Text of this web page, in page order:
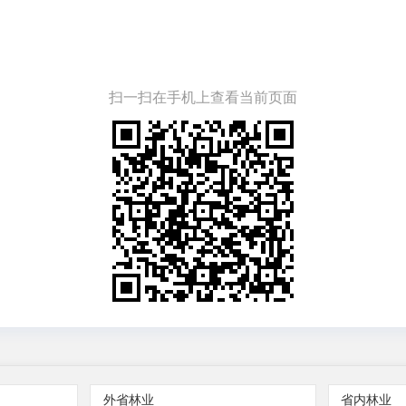
扫一扫在手机上查看当前页面
外省林业 省内林业